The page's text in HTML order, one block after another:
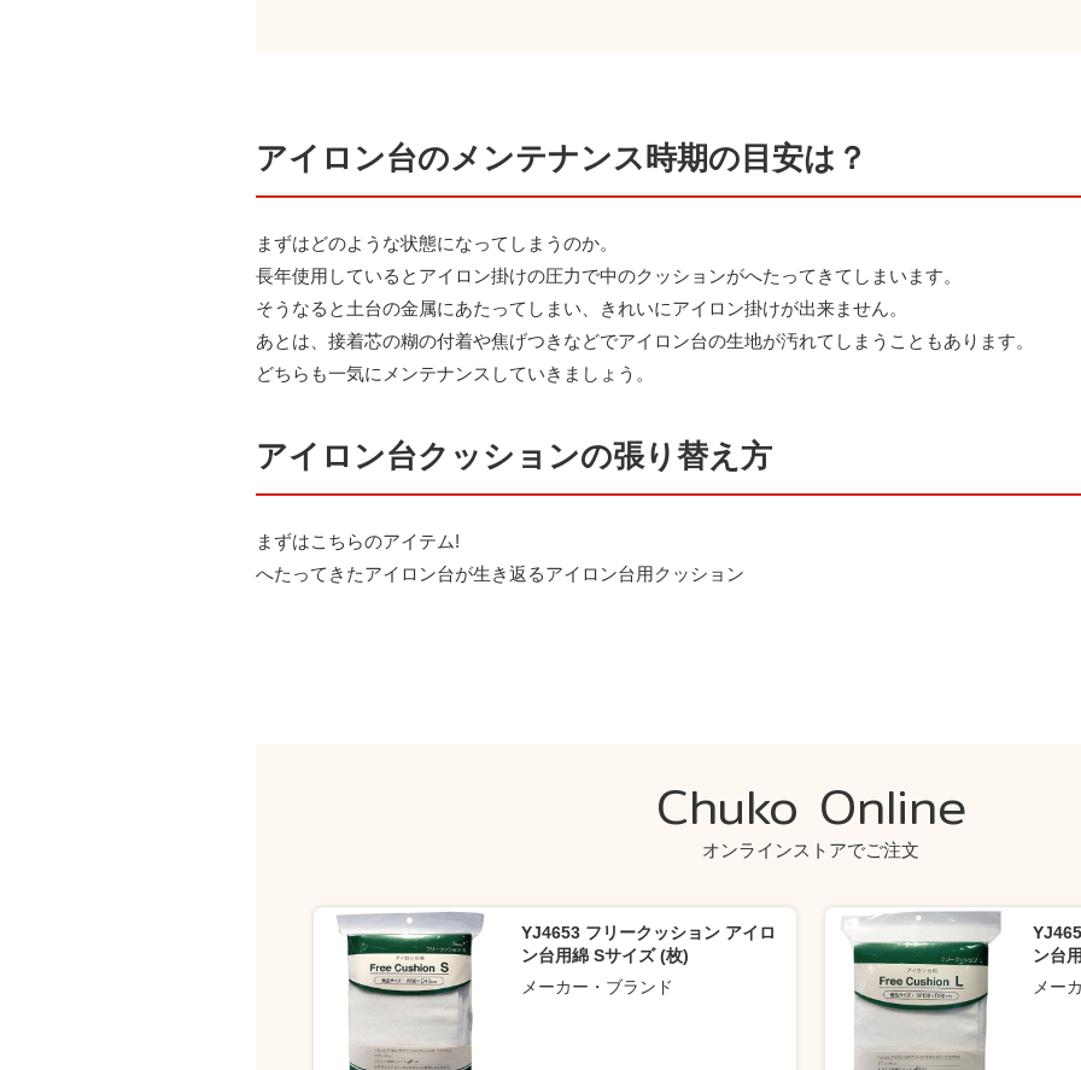
アイロン台のメンテナンス時期の目安は？
まずはどのような状態になってしまうのか。
長年使用しているとアイロン掛けの圧力で中のクッションがへたってきてしまいます。
そうなると土台の金属にあたってしまい、きれいにアイロン掛けが出来ません。
あとは、接着芯の糊の付着や焦げつきなどでアイロン台の生地が汚れてしまうこともあります。
どちらも一気にメンテナンスしていきましょう。
アイロン台クッションの張り替え方
まずはこちらのアイテム!
へたってきたアイロン台が生き返るアイロン台用クッション
Chuko Online
オンラインストアでご注文
YJ4653 フリークッション アイロ
ン台用綿 Sサイズ (枚)
メーカー・ブランド
ン台
メー